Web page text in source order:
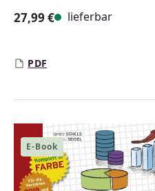
27,99 € lieferbar
PDF
E-Book